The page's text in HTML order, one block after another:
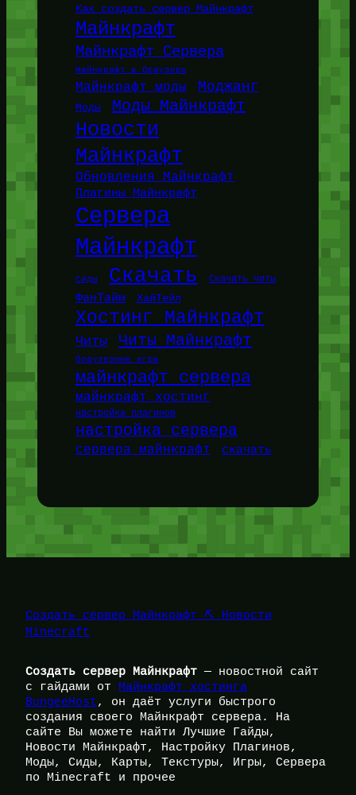
Как создать сервер Майнкрафт
Майнкрафт
Майнкрафт Сервера
Майнкрафт в браузере
Майнкрафт моды Моджанг
Моды Моды Майнкрафт
Новости
Майнкрафт
Обновления Майнкрафт
Плагины Майнкрафт
Сервера
Майнкрафт
Сиды Скачать Скачать читы
ФанТайм ХайТейл
Хостинг Майнкрафт
Читы Читы Майнкрафт
браузерные игры
майнкрафт сервера
майнкрафт хостинг
настройка плагинов
настройка сервера
сервера майнкрафт скачать
Создать сервер Майнкрафт ⛏️ Новости
Minecraft
Создать сервер Майнкрафт — новостной сайт
с гайдами от
Майнкрафт хостинга
BungeeHost, он даёт услуги быстрого
создания своего Майнкрафт сервера. На
сайте Вы можете найти Лучшие Гайды,
Новости Майнкрафт, Настройку Плагинов,
Моды, Сиды, Карты, Текстуры, Игры, Сервера
по Minecraft и прочее